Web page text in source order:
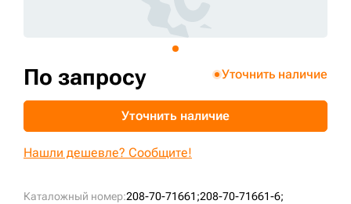
Каталожный номер:208-70-71661;208-70-71661-6;
По запросу Уточнить наличие
Уточнить наличие
Нашли дешевле? Сообщите!
+7 (499) 394-50-93